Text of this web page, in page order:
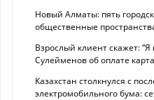
Новый Алматы: пять
общественные
Взрослый клиент скажет:
Сулейменов об оплате
Казахстан столкнулся с
электромобильного бума: